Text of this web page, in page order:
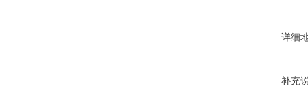
详细
补充